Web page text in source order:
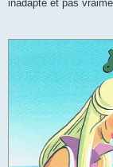
inadapté et pas